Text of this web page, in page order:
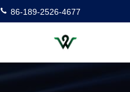
86-189-2526-4677